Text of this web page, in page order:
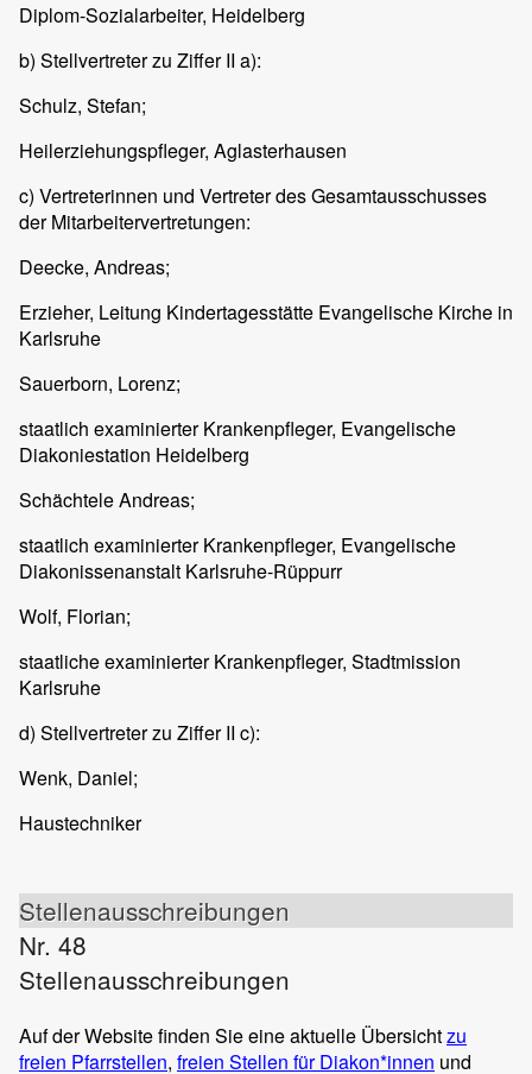
Diplom-Sozialarbeiter, Heidelberg
b) Stellvertreter zu Ziffer II a):
Schulz, Stefan;
Heilerziehungspfleger, Aglasterhausen
c) Vertreterinnen und Vertreter des Gesamtausschusses
der Mitarbeitervertretungen:
Deecke, Andreas;
Erzieher, Leitung Kindertagesstätte Evangelische Kirche in
Karlsruhe
Sauerborn, Lorenz;
staatlich examinierter Krankenpfleger, Evangelische
Diakoniestation Heidelberg
Schächtele Andreas;
staatlich examinierter Krankenpfleger, Evangelische
Diakonissenanstalt Karlsruhe-Rüppurr
Wolf, Florian;
staatliche examinierter Krankenpfleger, Stadtmission
Karlsruhe
d) Stellvertreter zu Ziffer II c):
Wenk, Daniel;
Haustechniker
Stellenausschreibungen
Nr. 48
Stellenausschreibungen
Auf der Website finden Sie eine aktuelle Übersichtzu
freien Pfarrstellen, freien Stellen für Diakon*innen und